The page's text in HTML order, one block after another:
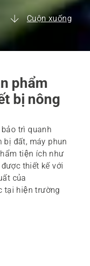
Cuộn xuống
phẩm
bị nông
trì quanh
bị đất, máy phun
tiện ích như
thiết kế với
của
tại hiện trường